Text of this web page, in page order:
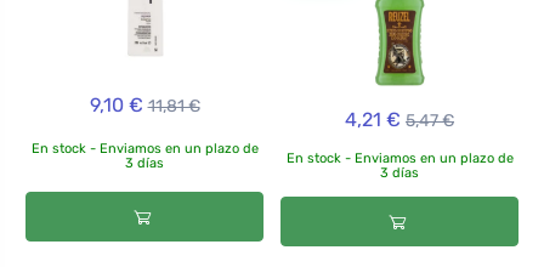
9,10 € 11,81 €
En stock - Enviamos en un plazo de
3 días
4,21 € 5,47 €
En stock - Enviamos en un plazo de
3 días